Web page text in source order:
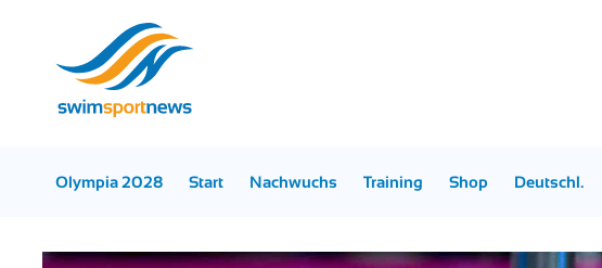
Olympia 2028 Start Nachwuchs Training Shop Deutschl.